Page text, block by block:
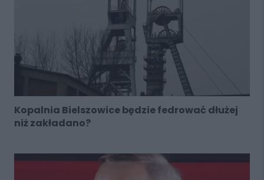
Kopalnia Bielszowice będzie fedrować dłużej
niż zakładano?